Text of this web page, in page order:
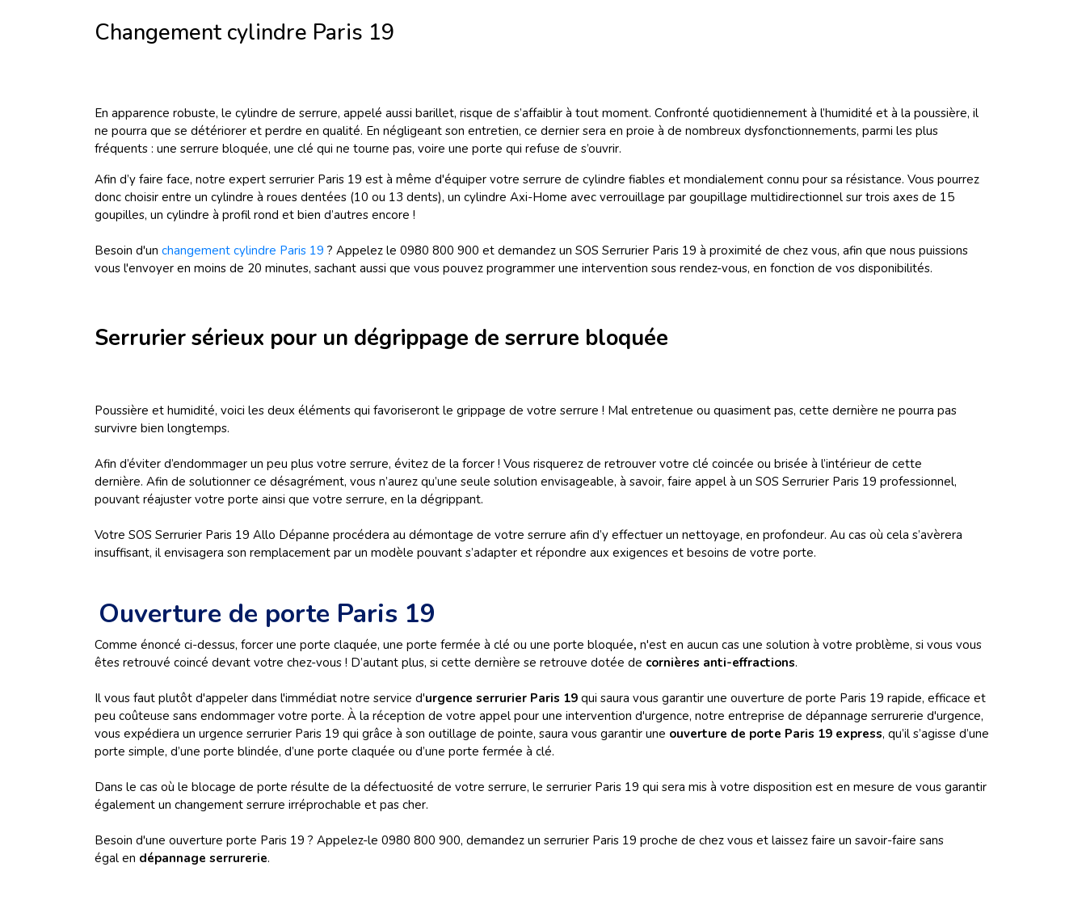
Changement cylindre Paris 19
En apparence robuste, le cylindre de serrure, appelé aussi barillet, risque de s’affaiblir à tout moment. Confronté quotidiennement à l’humidité et à la poussière, il
ne pourra que se détériorer et perdre en qualité. En négligeant son entretien, ce dernier sera en proie à de nombreux dysfonctionnements, parmi les plus
fréquents : une serrure bloquée, une clé qui ne tourne pas, voire une porte qui refuse de s’ouvrir.
Afin d’y faire face, notre expert serrurier Paris 19 est à même d'équiper votre serrure de cylindre fiables et mondialement connu pour sa résistance. Vous pourrez
donc choisir entre un cylindre à roues dentées (10 ou 13 dents), un cylindre Axi-Home avec verrouillage par goupillage multidirectionnel sur trois axes de 15
goupilles, un cylindre à profil rond et bien d’autres encore !
Besoin d'un changement cylindre Paris 19 ? Appelez le 0980 800 900 et demandez un SOS Serrurier Paris 19 à proximité de chez vous, afin que nous puissions
vous l'envoyer en moins de 20 minutes, sachant aussi que vous pouvez programmer une intervention sous rendez-vous, en fonction de vos disponibilités.
Serrurier sérieux pour un dégrippage de serrure bloquée
Poussière et humidité, voici les deux éléments qui favoriseront le grippage de votre serrure ! Mal entretenue ou quasiment pas, cette dernière ne pourra pas
survivre bien longtemps.
Afin d’éviter d’endommager un peu plus votre serrure, évitez de la forcer ! Vous risquerez de retrouver votre clé coincée ou brisée à l’intérieur de cette
dernière. Afin de solutionner ce désagrément, vous n’aurez qu’une seule solution envisageable, à savoir, faire appel à un SOS Serrurier Paris 19 professionnel,
pouvant réajuster votre porte ainsi que votre serrure, en la dégrippant.
Votre SOS Serrurier Paris 19 Allo Dépanne procédera au démontage de votre serrure afin d’y effectuer un nettoyage, en profondeur. Au cas où cela s’avèrera
insuffisant, il envisagera son remplacement par un modèle pouvant s’adapter et répondre aux exigences et besoins de votre porte.
Ouverture de porte Paris 19
Comme énoncé ci-dessus, forcer une porte claquée, une porte fermée à clé ou une porte bloquée, n'est en aucun cas une solution à votre problème, si vous vous
êtes retrouvé coincé devant votre chez-vous ! D’autant plus, si cette dernière se retrouve dotée de cornières anti-effractions.
Il vous faut plutôt d'appeler dans l'immédiat notre service d'urgence serrurier Paris 19 qui saura vous garantir une ouverture de porte Paris 19 rapide, efficace et
peu coûteuse sans endommager votre porte. À la réception de votre appel pour une intervention d'urgence, notre entreprise de dépannage serrurerie d'urgence,
vous expédiera un urgence serrurier Paris 19 qui grâce à son outillage de pointe, saura vous garantir une ouverture de porte Paris 19 express, qu’il s’agisse d’une
porte simple, d’une porte blindée, d’une porte claquée ou d’une porte fermée à clé.
Dans le cas où le blocage de porte résulte de la défectuosité de votre serrure, le serrurier Paris 19 qui sera mis à votre disposition est en mesure de vous garantir
également un changement serrure irréprochable et pas cher.
Besoin d'une ouverture porte Paris 19 ? Appelez-le 0980 800 900, demandez un serrurier Paris 19 proche de chez vous et laissez faire un savoir-faire sans
égal en dépannage serrurerie.